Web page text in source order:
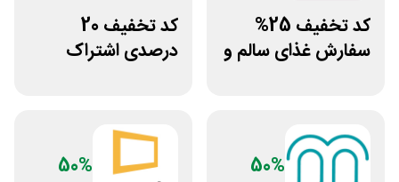
کد تخفیف 25%
سفارش غذای سالم و
کد تخفیف 20
درصدی اشتراک
50%
50%